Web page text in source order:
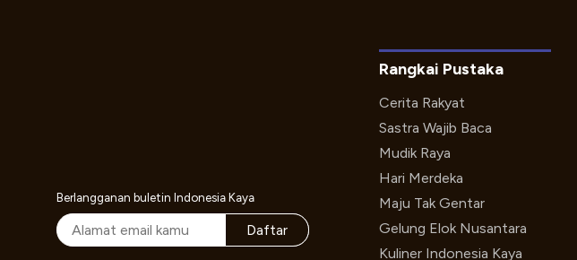
Rangkai Pustaka
Cerita Rakyat
Sastra Wajib Baca
Mudik Raya
Hari Merdeka
Maju Tak Gentar
Gelung Elok Nusantara
Kuliner Indonesia Kaya
Berlangganan buletin Indonesia Kaya
Daftar